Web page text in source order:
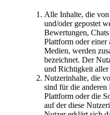
Alle Inhalte, die
und/oder gepostet
Bewertungen,
Plattform oder einer
Medien, werden
bezeichnet. Der
und Richtigkeit
Nutzerinhalte, die
sind für die anderen
Plattform oder die
auf der diese